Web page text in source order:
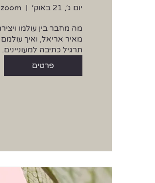
יום ג׳, 21 באוק׳ zoom
תרגיל כתיבה למעוניינים.
פרטים